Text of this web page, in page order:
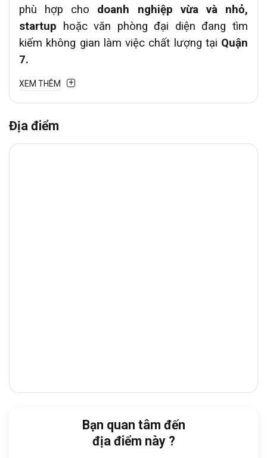
phù hợp cho doanh nghiệp vừa và nhỏ,
startup hoặc văn phòng đại diện đang tìm
kiếm không gian làm việc chất lượng tại Quận
7.
1. Vị trí chiến lược
1 Đường 81
đường trung tâm kết nốiQuận 7với các khu
Cách Lotte Quận 7:6 phút
Cách Đại lộ Nguyễn Văn Linh:
Cách Bệnh viện Quận 7: 15 phút
XEM THÊM
Địa điểm
Bạn quan tâm đến
địa điểm này ?